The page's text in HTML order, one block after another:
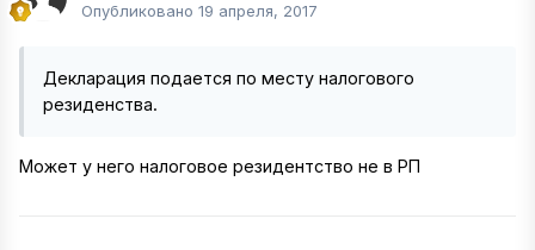
Опубликовано 19 апреля, 2017
Декларация подается по месту налогового
резиденства.
Может у него налоговое резидентство не в РП